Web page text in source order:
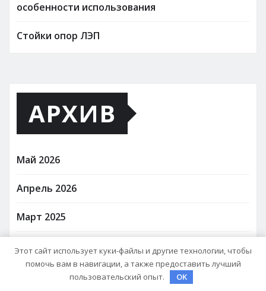
особенности использования
Стойки опор ЛЭП
АРХИВ
Май 2026
Апрель 2026
Март 2025
Октябрь 2024
Август 2024
Этот сайт использует куки-файлы и другие технологии, чтобы
помочь вам в навигации, а также предоставить лучший
пользовательский опыт.
OK